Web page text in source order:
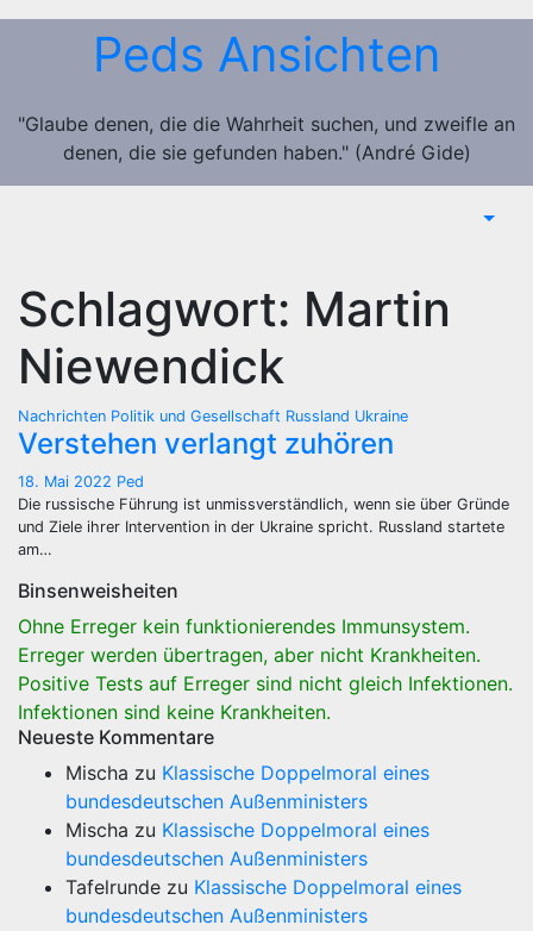
Zum
Peds Ansichten
"Glaube denen, die die Wahrheit suchen, und zweifle an
denen, die sie gefunden haben." (André Gide)
Schlagwort: Martin
Niewendick
Nachrichten Politik und Gesellschaft Russland Ukraine
Verstehen verlangt zuhören
18. Mai 2022 Ped
Die russische Führung ist unmissverständlich, wenn sie über Gründe
und Ziele ihrer Intervention in der Ukraine spricht. Russland startete
am…
Binsenweisheiten
Ohne Erreger kein funktionierendes Immunsystem.
Erreger werden übertragen, aber nicht Krankheiten.
Positive Tests auf Erreger sind nicht gleich Infektionen.
Infektionen sind keine Krankheiten.
Neueste Kommentare
Mischa zu Klassische Doppelmoral eines
bundesdeutschen Außenministers
Mischa zu Klassische Doppelmoral eines
bundesdeutschen Außenministers
Tafelrunde zu Klassische Doppelmoral eines
bundesdeutschen Außenministers